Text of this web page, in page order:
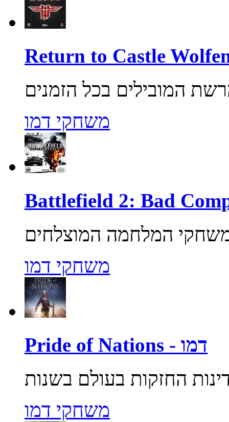
משחקי דמו
משחקי דמו
Pride of Nations - דמו
משחקי דמו